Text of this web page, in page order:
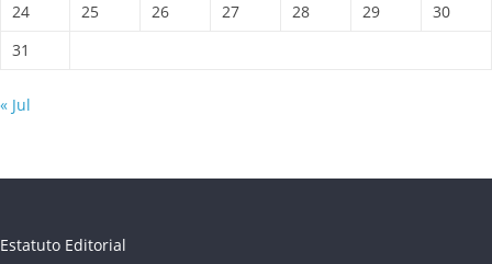
24
25 26 27 28 29
30
31
« Jul
Estatuto Editorial